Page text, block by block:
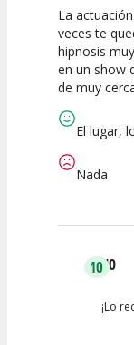
10
Calidad del
Espectáculo
La
veces te
hipnosis
en un show
de muy
El lugar,
Nada
10NO
¡Lo